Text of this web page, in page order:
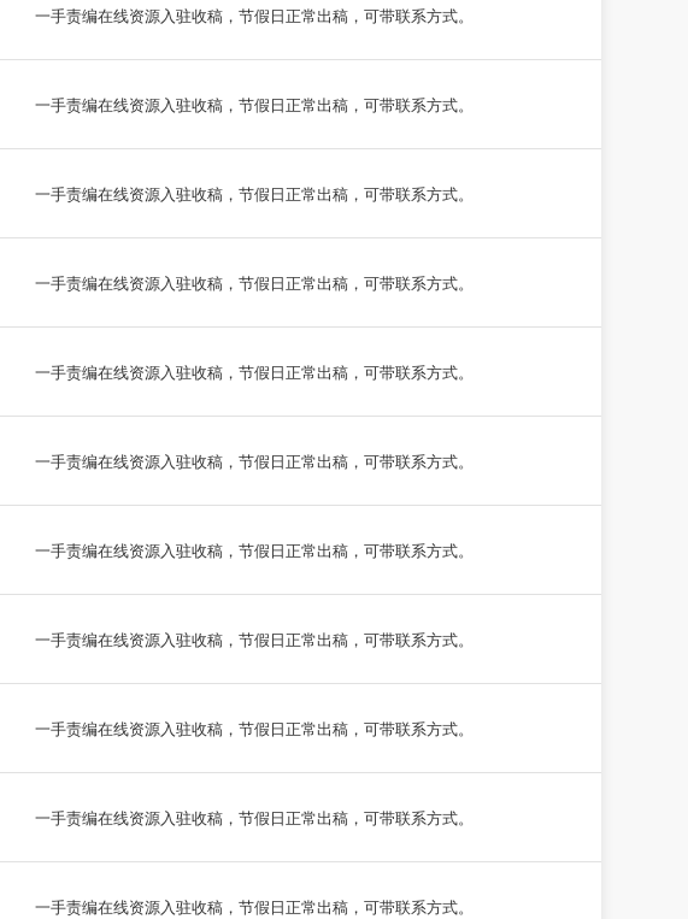
一手责编在线资源入驻收稿，节假日正常出稿，可带联系方式。
一手责编在线资源入驻收稿，节假日正常出稿，可带联系方式。
一手责编在线资源入驻收稿，节假日正常出稿，可带联系方式。
一手责编在线资源入驻收稿，节假日正常出稿，可带联系方式。
一手责编在线资源入驻收稿，节假日正常出稿，可带联系方式。
一手责编在线资源入驻收稿，节假日正常出稿，可带联系方式。
一手责编在线资源入驻收稿，节假日正常出稿，可带联系方式。
一手责编在线资源入驻收稿，节假日正常出稿，可带联系方式。
一手责编在线资源入驻收稿，节假日正常出稿，可带联系方式。
一手责编在线资源入驻收稿，节假日正常出稿，可带联系方式。
一手责编在线资源入驻收稿，节假日正常出稿，可带联系方式。